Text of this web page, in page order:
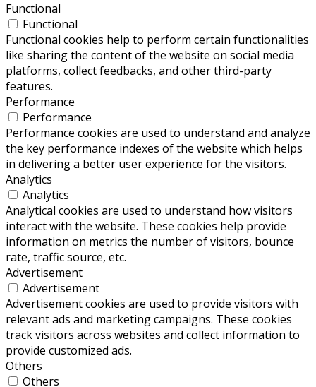
Functional
Functional
Functional cookies help to perform certain functionalities
like sharing the content of the website on social media
platforms, collect feedbacks, and other third-party
features.
Performance
Performance
Performance cookies are used to understand and analyze
the key performance indexes of the website which helps
in delivering a better user experience for the visitors.
Analytics
Analytics
Analytical cookies are used to understand how visitors
interact with the website. These cookies help provide
information on metrics the number of visitors, bounce
rate, traffic source, etc.
Advertisement
Advertisement
Advertisement cookies are used to provide visitors with
relevant ads and marketing campaigns. These cookies
track visitors across websites and collect information to
provide customized ads.
Others
Others